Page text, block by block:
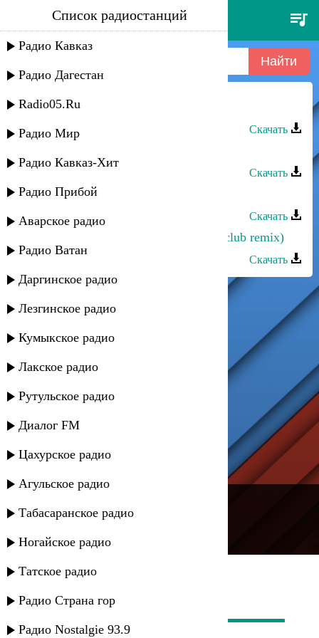
record club - oliver heldens
Список радиостанций
Радио Кавказ
Радио Дагестан
Radio05.Ru
Радио Мир
Радио Кавказ-Хит
Радио Прибой
Аварское радио
Радио Ватан
Даргинское радио
Лезгинское радио
Кумыкское радио
Лакское радио
Рутульское радио
Диалог FM
Цахурское радио
Агульское радио
Табасаранское радио
Ногайское радио
Татское радио
Радио Страна гор
Радио Nostalgie 93.9
Эдельвейс - Амантуб (club remix)
Скачать
Скачать
Dj Agul - Club
Скачать
Эльдар Далгатов - Я люблю тебя (club remix)
Скачать
---
Русское радио